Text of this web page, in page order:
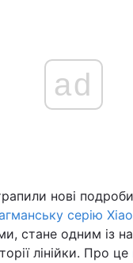
Політика
Світ
ad
нові
серію
стане одним із
лінійки. Про це